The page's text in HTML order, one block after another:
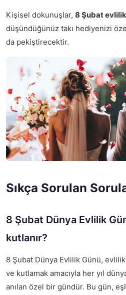
Kişisel dokunuşlar, 8 Şubat
düşündüğünüz takı hediyenizi
da pekiştirecektir.
Sıkça Sorulan
8 Şubat Dünya Evlilik
kutlanır?
8 Şubat Dünya Evlilik Günü,
ve kutlamak amacıyla her yıl
anılan özel bir gündür. Bu gün,